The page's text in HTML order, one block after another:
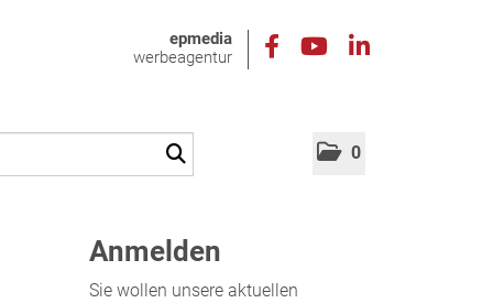
epmedia
werbeagentur
0
Anmelden
Sie wollen unsere aktuellen